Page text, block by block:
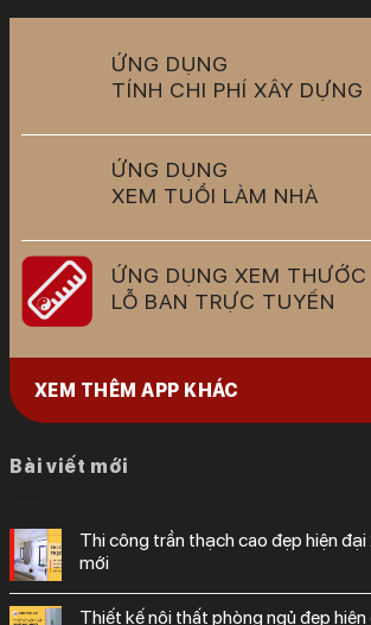
ỨNG DỤNG
TÍNH CHI PHÍ XÂY DỰNG
ỨNG DỤNG
XEM TUỔI LÀM NHÀ
ỨNG DỤNG XEM THƯỚC
LỖ BAN TRỰC TUYẾN
XEM THÊM APP KHÁC
Bài viết mới
thi công trần thạch cao đẹp hiện đại 2025 – kiến trúc
mới
thiết kế nội thất phòng ngủ đẹp hiện đại 2025 – kiến